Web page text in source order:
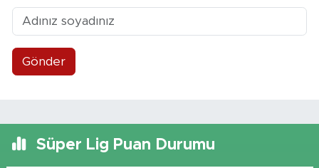
Gönder
Süper Lig Puan Durumu